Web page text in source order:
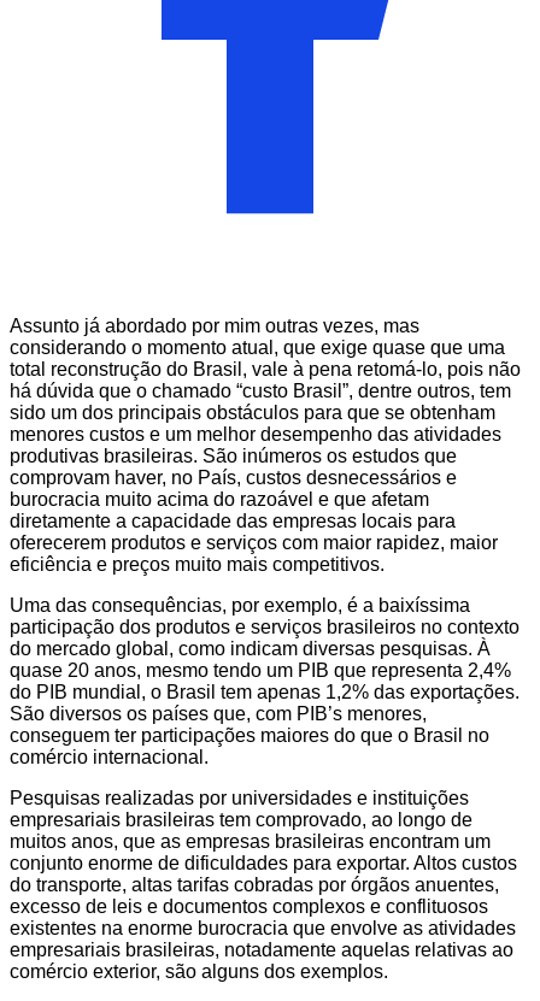
Assunto já abordado por mim outras vezes, mas
considerando o momento atual, que exige quase que uma
total reconstrução do Brasil, vale à pena retomá-lo, pois não
há dúvida que o chamado “custo Brasil”, dentre outros, tem
sido um dos principais obstáculos para que se obtenham
menores custos e um melhor desempenho das atividades
produtivas brasileiras. São inúmeros os estudos que
comprovam haver, no País, custos desnecessários e
burocracia muito acima do razoável e que afetam
diretamente a capacidade das empresas locais para
oferecerem produtos e serviços com maior rapidez, maior
eficiência e preços muito mais competitivos.
Uma das consequências, por exemplo, é a baixíssima
participação dos produtos e serviços brasileiros no contexto
do mercado global, como indicam diversas pesquisas. À
quase 20 anos, mesmo tendo um PIB que representa 2,4%
do PIB mundial, o Brasil tem apenas 1,2% das exportações.
São diversos os países que, com PIB’s menores,
conseguem ter participações maiores do que o Brasil no
comércio internacional.
Pesquisas realizadas por universidades e instituições
empresariais brasileiras tem comprovado, ao longo de
muitos anos, que as empresas brasileiras encontram um
conjunto enorme de dificuldades para exportar. Altos custos
do transporte, altas tarifas cobradas por órgãos anuentes,
excesso de leis e documentos complexos e conflituosos
existentes na enorme burocracia que envolve as atividades
empresariais brasileiras, notadamente aquelas relativas ao
comércio exterior, são alguns dos exemplos.